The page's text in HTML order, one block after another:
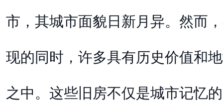
市，其城市面貌日新月异。然而
现的同时，许多具有历史价值和
之中。这些旧房不仅是城市记忆